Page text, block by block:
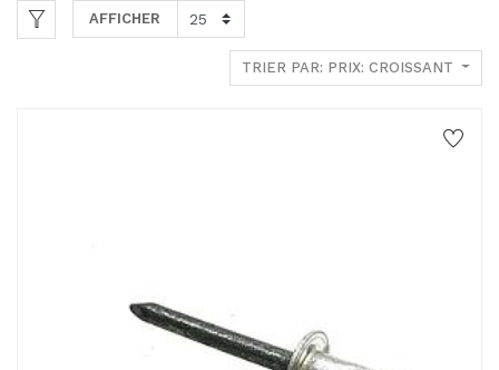
AFFICHER
TRIER PAR: PRIX: CROISSANT